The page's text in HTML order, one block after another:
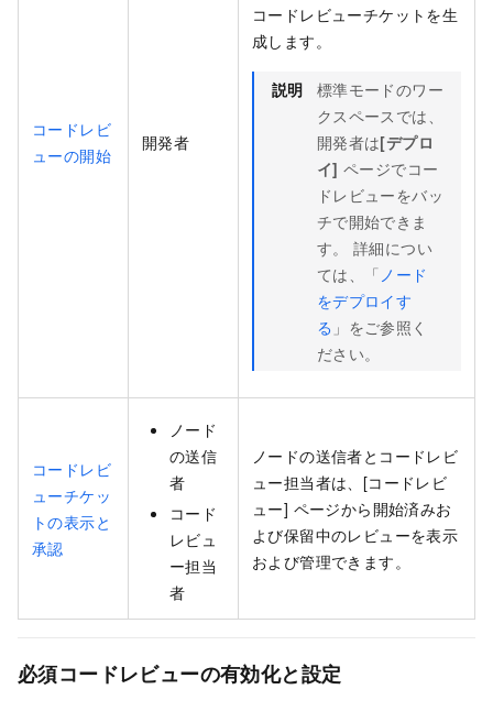
コードレビ
ューの開始
開発者
コードレビューチケットを生
成します。
説明
標準モードのワー
クスペースでは、
開発者は[デプロ
イ] ページでコー
ドレビューをバッ
チで開始できま
す。 詳細につい
ては、「 ノード
をデプロイす
る 」をご参照く
ださい。
コードレビ
ューチケッ
トの表示と
承認
ノード
の送信
者
コード
レビュ
ー担当
者
ノードの送信者とコードレビ
ュー担当者は、[コードレビ
ュー] ページから開始済みお
よび保留中のレビューを表示
および管理できます。
必須コードレビューの有効化と設定